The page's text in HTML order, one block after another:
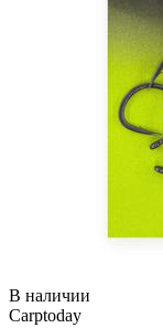
В наличии
Carptoday